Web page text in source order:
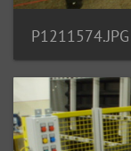
P1211574.JPG